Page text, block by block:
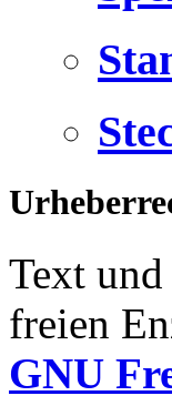
Text
freien
GNU